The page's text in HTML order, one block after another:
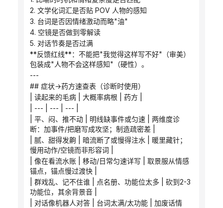
2. 文学化词汇是否贴 POV 人物的感知
3. 台词是否因情绪激动而略"油"
4. 空镜是否做到零解读
5. 对话节奏是否过满
**反馈红线**：不能把"我觉得这样写不好"（审美）
包装成"人物不会这样感知"（硬性）。
---
## 症状→药方速查表（诊断时使用）
| 读起来的毛病 | 大概率病根 | 药方 |
| --- | --- | --- |
| 平、闷、推不动 | 明线缺事件或匀速 | 两维度诊
断：加事件/把磨写成攻坚；制造疏密差 |
| 腻、甜得发齁 | 暗流断了或慢得注水 | 暖里藏针；
慢用动作/空镜而非形容词 |
| 像在看流水账 | 移动/日常匀速详写 | 取景服从情感
锚点，锚点慢过渡快 |
| 群戏乱、记不住谁 | 点名册、功能位太多 | 砍到2-3
功能位，其余背景音 |
| 对话像机器人对答 | 台词太满/太功能 | 加废话情